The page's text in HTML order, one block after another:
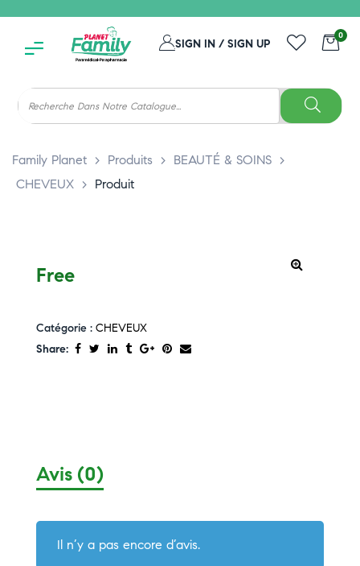
SIGN IN / SIGN UP
0
Family Planet > Produits > BEAUTÉ & SOINS >
CHEVEUX > Produit
Free
Catégorie : CHEVEUX
Share:
Avis (0)
Il n’y a pas encore d’avis.